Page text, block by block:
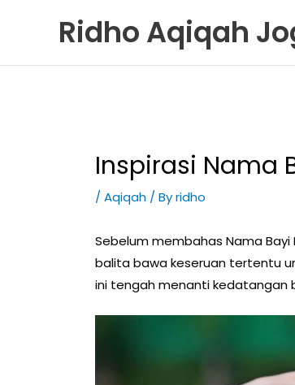
Ridho Aqiqah
Inspirasi Nama
/ Aqiqah / Byridho
Sebelum membahas Nama Bayi
balita bawa keseruan tertentu
ini tengah menanti kedatangan